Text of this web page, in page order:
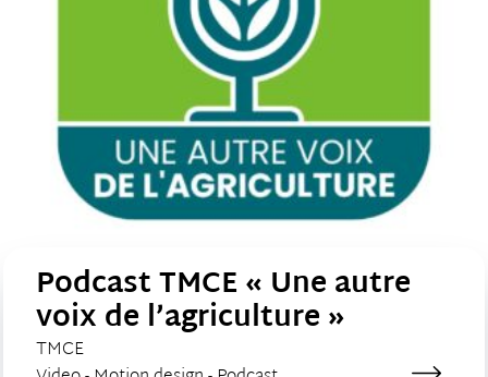
Podcast TMCE « Une autre
voix de l’agriculture »
CLIENT :
TMCE